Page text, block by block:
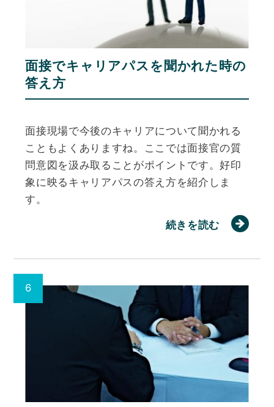
面接でキャリアパスを聞かれた時の
答え方
面接現場で今後のキャリアについて聞かれる
こともよくありますね。ここでは面接官の質
問意図を汲み取ることがポイントです。好印
象に映るキャリアパスの答え方を紹介しま
す。
続きを読む